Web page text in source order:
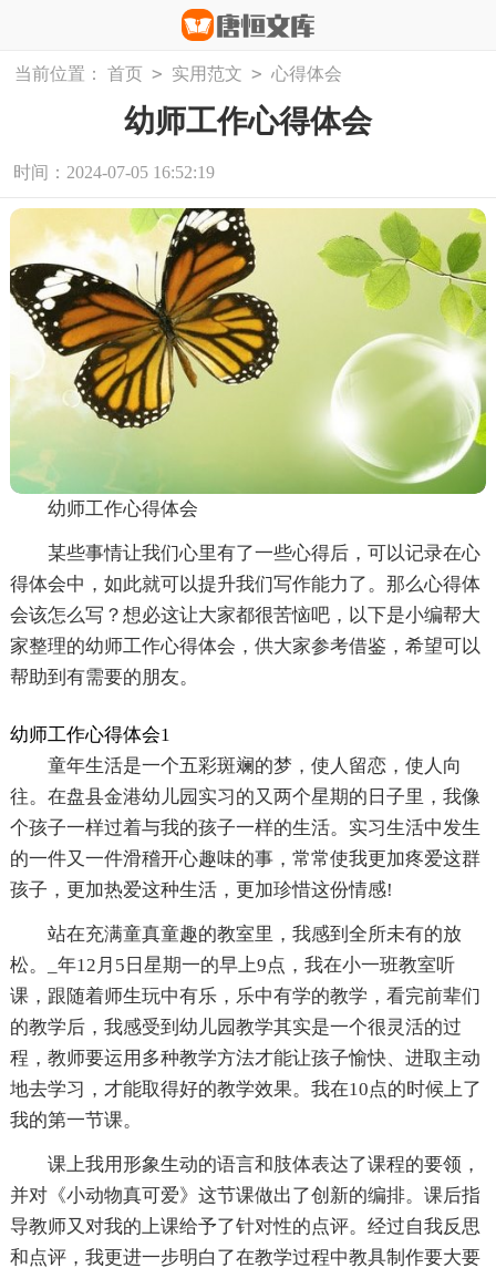
当前位置： 首页 > 实用范文 > 心得体会
幼师工作心得体会
时间：2024-07-05 16:52:19
幼师工作心得体会
某些事情让我们心里有了一些心得后，可以记录在心
得体会中，如此就可以提升我们写作能力了。那么心得体
会该怎么写？想必这让大家都很苦恼吧，以下是小编帮大
家整理的幼师工作心得体会，供大家参考借鉴，希望可以
帮助到有需要的朋友。
幼师工作心得体会1
童年生活是一个五彩斑斓的梦，使人留恋，使人向
往。在盘县金港幼儿园实习的又两个星期的日子里，我像
个孩子一样过着与我的孩子一样的生活。实习生活中发生
的一件又一件滑稽开心趣味的事，常常使我更加疼爱这群
孩子，更加热爱这种生活，更加珍惜这份情感!
站在充满童真童趣的教室里，我感到全所未有的放
松。_年12月5日星期一的早上9点，我在小一班教室听
课，跟随着师生玩中有乐，乐中有学的教学，看完前辈们
的教学后，我感受到幼儿园教学其实是一个很灵活的过
程，教师要运用多种教学方法才能让孩子愉快、进取主动
地去学习，才能取得好的教学效果。我在10点的时候上了
我的第一节课。
课上我用形象生动的语言和肢体表达了课程的要领，
并对《小动物真可爱》这节课做出了创新的编排。课后指
导教师又对我的上课给予了针对性的点评。经过自我反思
和点评，我更进一步明白了在教学过程中教具制作要大要